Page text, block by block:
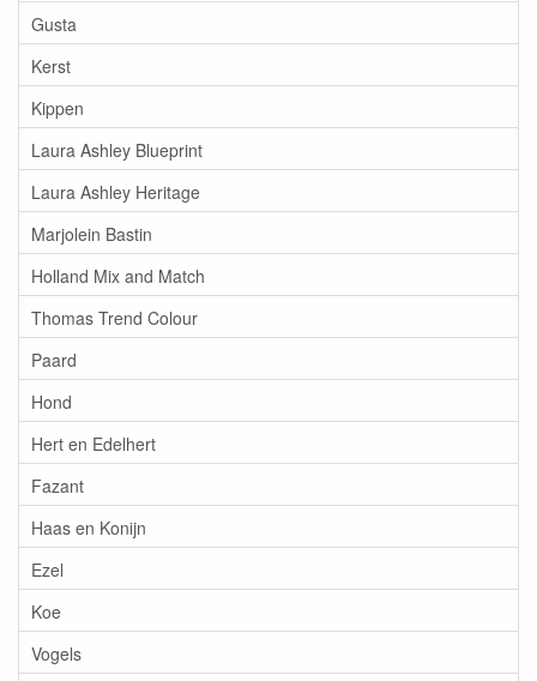
Gusta
Kerst
Kippen
Laura Ashley Blueprint
Laura Ashley Heritage
Marjolein Bastin
Holland Mix and Match
Thomas Trend Colour
Paard
Hond
Hert en Edelhert
Fazant
Haas en Konijn
Ezel
Koe
Vogels